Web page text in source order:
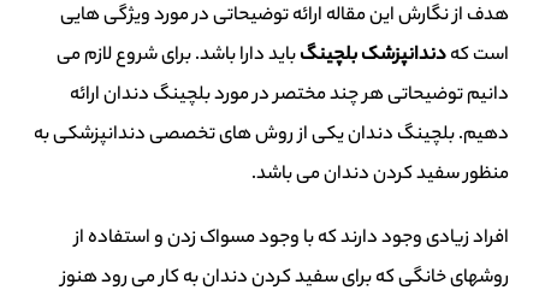
هدف از نگارش این مقاله ارائهتوضیحاتی در مورد ویژگی هایی
استکهدندانپزشکبلچینگباید دارا باشد.برایشروعلازممی
دانیمتوضیحاتیهرچندمختصر درموردبلچینگ دندانارائه
دهیم.بلچینگ دندان یکی از روش های تخصصی دندانپزشکیبه
منظورسفید کردن دندان می باشد.
افرادزیادیوجوددارندکهبا وجودمسواک زدنواستفاده از
روشهایخانگیکهبرایسفیدکردندندانبهکارمیرودهنوز